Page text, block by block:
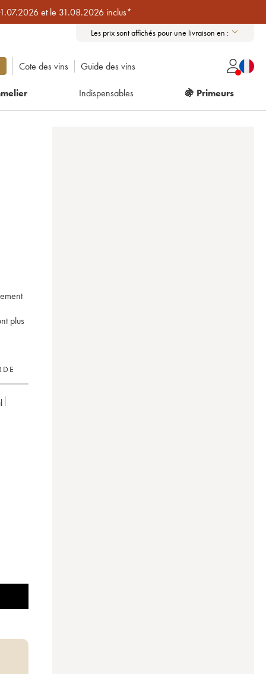
et le 31.08.2026 inclus*
Les prix sont affichés pour une livraison en :
Cote des vins Guide des vins
Indispensables 🍇 Primeurs
plus